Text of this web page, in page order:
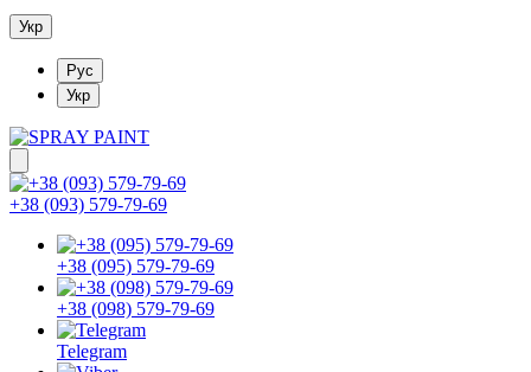
Укр
Рус
Укр
+38 (093) 579-79-69
+38 (095) 579-79-69
+38 (098) 579-79-69
Telegram